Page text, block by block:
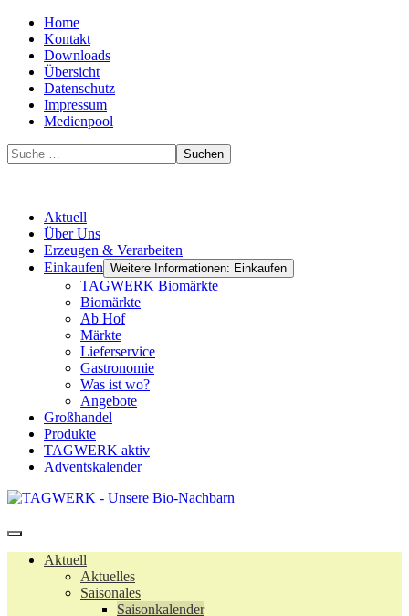
Home
Kontakt
Downloads
Übersicht
Datenschutz
Impressum
Medienpool
Suchen
Aktuell
Über Uns
Erzeugen & Verarbeiten
Einkaufen Weitere Informationen: Einkaufen
TAGWERK Biomärkte
Biomärkte
Ab Hof
Märkte
Lieferservice
Gastronomie
Was ist wo?
Angebote
Großhandel
Produkte
TAGWERK aktiv
Adventskalender
Aktuell
Aktuelles
Saisonales
Saisonkalender